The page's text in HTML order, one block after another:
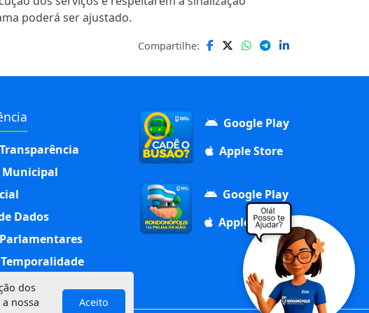
poderá ser ajustado.
Compartilhe:
Dados
Google Play
Apple Store
Google Play
Apple Store
dos
nossa
Aceito